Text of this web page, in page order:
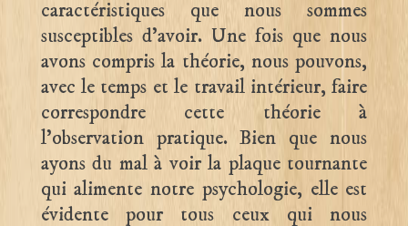
caractéristiques que nous sommes
susceptibles d’avoir. Une fois que nous
avons compris la théorie, nous pouvons,
avec le temps et le travail intérieur, faire
correspondre cette théorie à
l’observation pratique. Bien que nous
ayons du mal à voir la plaque tournante
qui alimente notre psychologie, elle est
évidente pour tous ceux qui nous